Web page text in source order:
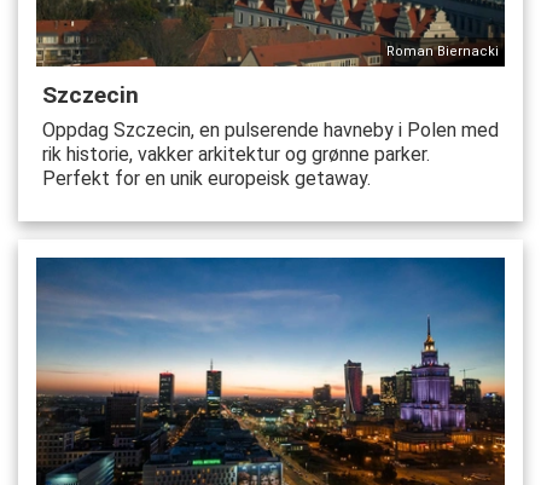
Roman Biernacki
Szczecin
Oppdag Szczecin, en pulserende havneby i Polen med
rik historie, vakker arkitektur og grønne parker.
Perfekt for en unik europeisk getaway.